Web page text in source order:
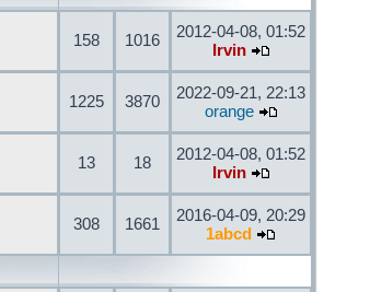
158 1016
2012-04-08, 01:52
Irvin
1225 3870
2022-09-21, 22:13
orange
13 18
2012-04-08, 01:52
Irvin
308 1661
2016-04-09, 20:29
1abcd